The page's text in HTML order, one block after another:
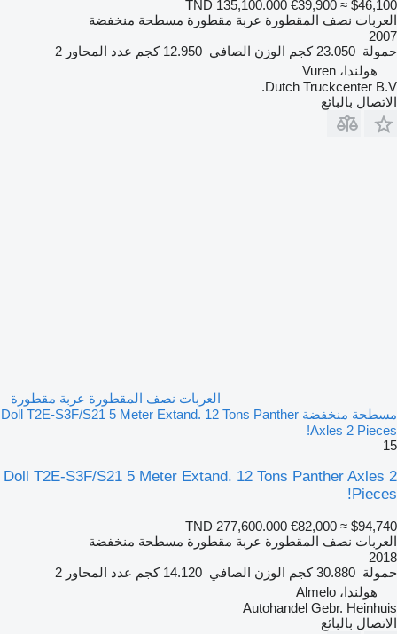
TND 135,100.000 €39,900 ≈ $46,100
العربات نصف المقطورة عربة مقطورة مسطحة منخفضة
2007
حمولة 23.050 كجم الوزن الصافي 12.950 كجم عدد المحاور 2
هولندا، Vuren
Dutch Truckcenter B.V.
الاتصال بالبائع
العربات نصف المقطورة عربة مقطورة
مسطحة منخفضة Doll T2E-S3F/S21 5 Meter Extand. 12 Tons Panther
Axles 2 Pieces!
15
Doll T2E-S3F/S21 5 Meter Extand. 12 Tons Panther Axles 2
Pieces!
TND 277,600.000 €82,000 ≈ $94,740
العربات نصف المقطورة عربة مقطورة مسطحة منخفضة
2018
حمولة 30.880 كجم الوزن الصافي 14.120 كجم عدد المحاور 2
هولندا، Almelo
Autohandel Gebr. Heinhuis
الاتصال بالبائع